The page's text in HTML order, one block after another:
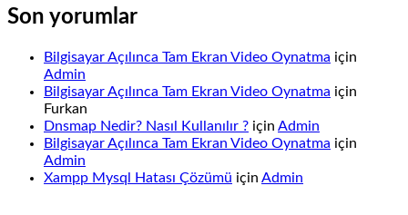
Son yorumlar
Bilgisayar Açılınca Tam Ekran Video Oynatma için
Admin
Bilgisayar Açılınca Tam Ekran Video Oynatma için
Furkan
Dnsmap Nedir? Nasıl Kullanılır ? için Admin
Bilgisayar Açılınca Tam Ekran Video Oynatma için
Admin
Xampp Mysql Hatası Çözümü için Admin